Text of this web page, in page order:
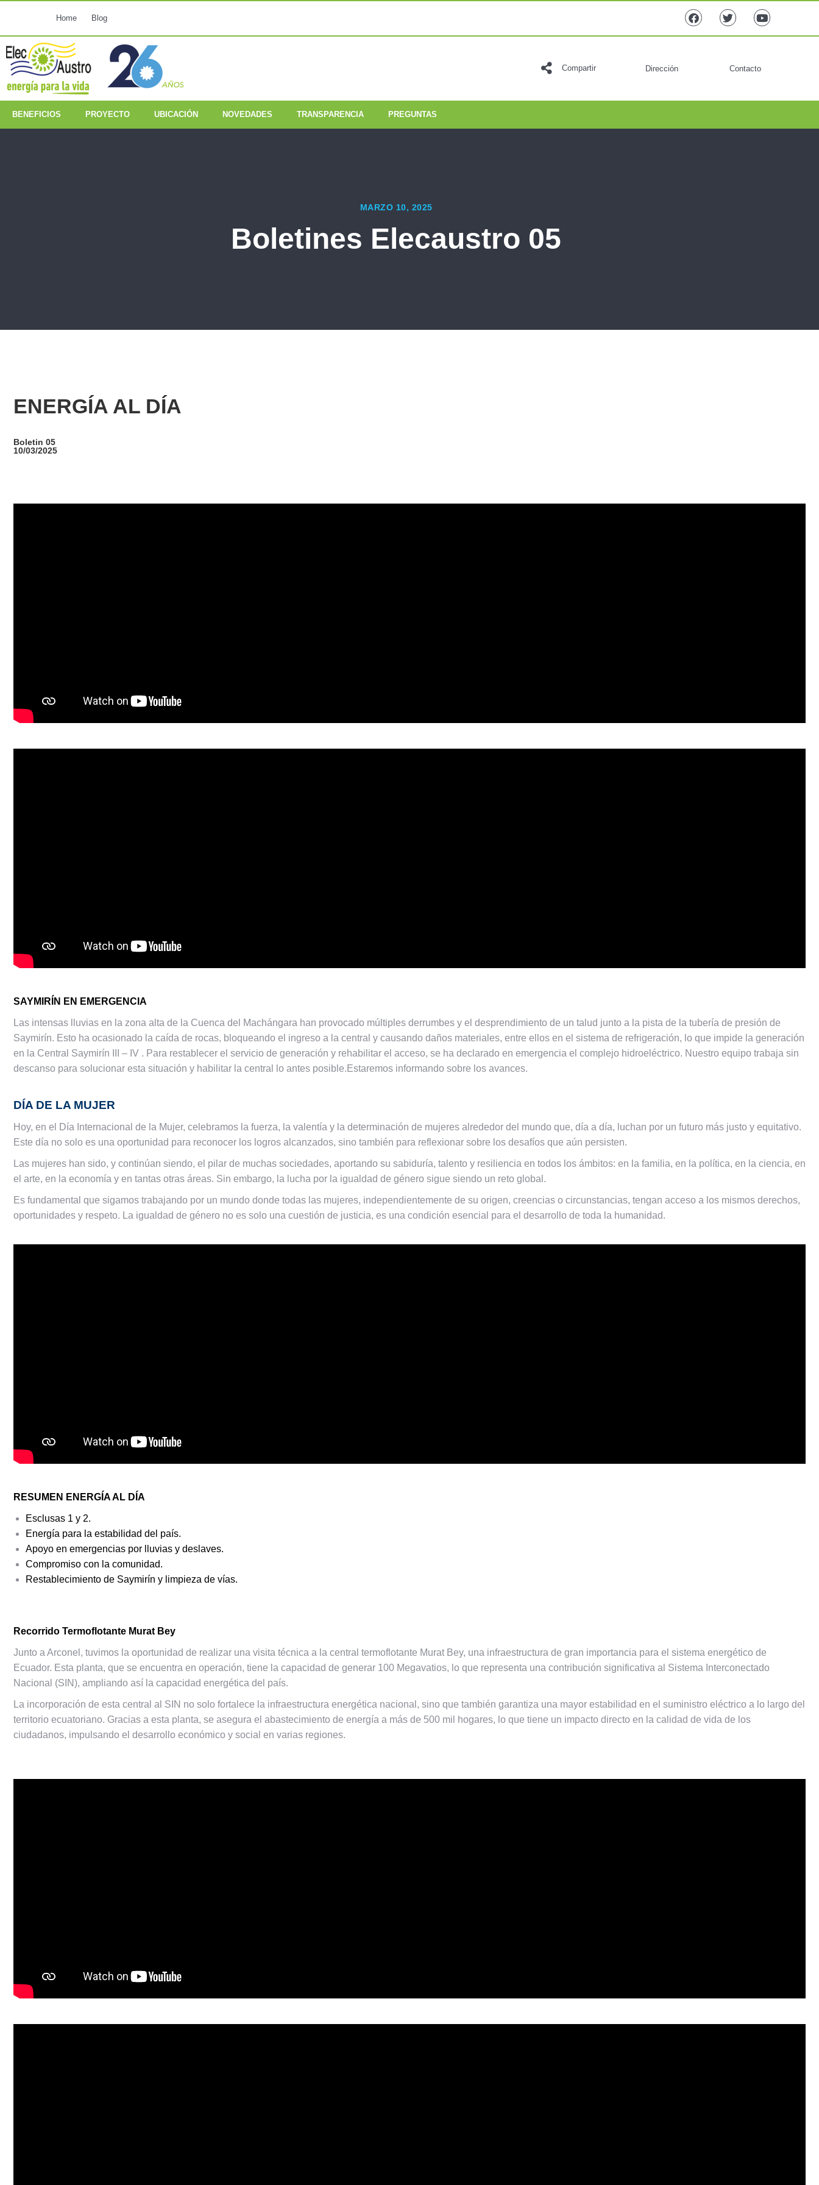
Home Blog
Compartir Dirección Contacto
BENEFICIOS PROYECTO UBICACIÓN NOVEDADES TRANSPARENCIA PREGUNTAS
MARZO 10, 2025
Boletines Elecaustro 05
ENERGÍA AL DÍA
Boletin 05
10/03/2025
SAYMIRÍN EN EMERGENCIA
Las intensas lluvias en la zona alta de la Cuenca del Machángara han provocado múltiples derrumbes y el desprendimiento de un talud junto a la pista de la tubería de presión de
Saymirín. Esto ha ocasionado la caída de rocas, bloqueando el ingreso a la central y causando daños materiales, entre ellos en el sistema de refrigeración, lo que impide la generación
en la Central Saymirín III – IV . Para restablecer el servicio de generación y rehabilitar el acceso, se ha declarado en emergencia el complejo hidroeléctrico. Nuestro equipo trabaja sin
descanso para solucionar esta situación y habilitar la central lo antes posible.Estaremos informando sobre los avances.
DÍA DE LA MUJER
Hoy, en el Día Internacional de la Mujer, celebramos la fuerza, la valentía y la determinación de mujeres alrededor del mundo que, día a día, luchan por un futuro más justo y equitativo.
Este día no solo es una oportunidad para reconocer los logros alcanzados, sino también para reflexionar sobre los desafíos que aún persisten.
Las mujeres han sido, y continúan siendo, el pilar de muchas sociedades, aportando su sabiduría, talento y resiliencia en todos los ámbitos: en la familia, en la política, en la ciencia, en
el arte, en la economía y en tantas otras áreas. Sin embargo, la lucha por la igualdad de género sigue siendo un reto global.
Es fundamental que sigamos trabajando por un mundo donde todas las mujeres, independientemente de su origen, creencias o circunstancias, tengan acceso a los mismos derechos,
oportunidades y respeto. La igualdad de género no es solo una cuestión de justicia, es una condición esencial para el desarrollo de toda la humanidad.
RESUMEN ENERGÍA AL DÍA
Esclusas 1 y 2.
Energía para la estabilidad del país.
Apoyo en emergencias por lluvias y deslaves.
Compromiso con la comunidad.
Restablecimiento de Saymirín y limpieza de vías.
Recorrido Termoflotante Murat Bey
Junto a Arconel, tuvimos la oportunidad de realizar una visita técnica a la central termoflotante Murat Bey, una infraestructura de gran importancia para el sistema energético de
Ecuador. Esta planta, que se encuentra en operación, tiene la capacidad de generar 100 Megavatios, lo que representa una contribución significativa al Sistema Interconectado
Nacional (SIN), ampliando así la capacidad energética del país.
La incorporación de esta central al SIN no solo fortalece la infraestructura energética nacional, sino que también garantiza una mayor estabilidad en el suministro eléctrico a lo largo del
territorio ecuatoriano. Gracias a esta planta, se asegura el abastecimiento de energía a más de 500 mil hogares, lo que tiene un impacto directo en la calidad de vida de los
ciudadanos, impulsando el desarrollo económico y social en varias regiones.